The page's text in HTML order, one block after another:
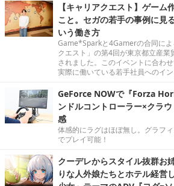
【キャリアクエスト】ゲーム
こと。セガの若手の事例に見
いう働き方
Game*Sparkと4Gamerの合同に
クエスト」の第4回が東京都立産
されました。このイベントに合わ
実際に働いている若手社員へのイ
GeForce NOWで『Forza
ンドルコントローラー×クラ
感
体感的にラグはほぼ無し。グラフ
でプレイ可能！
クーデレからスタイル抜群お
りな人外娘たちとホテル経営